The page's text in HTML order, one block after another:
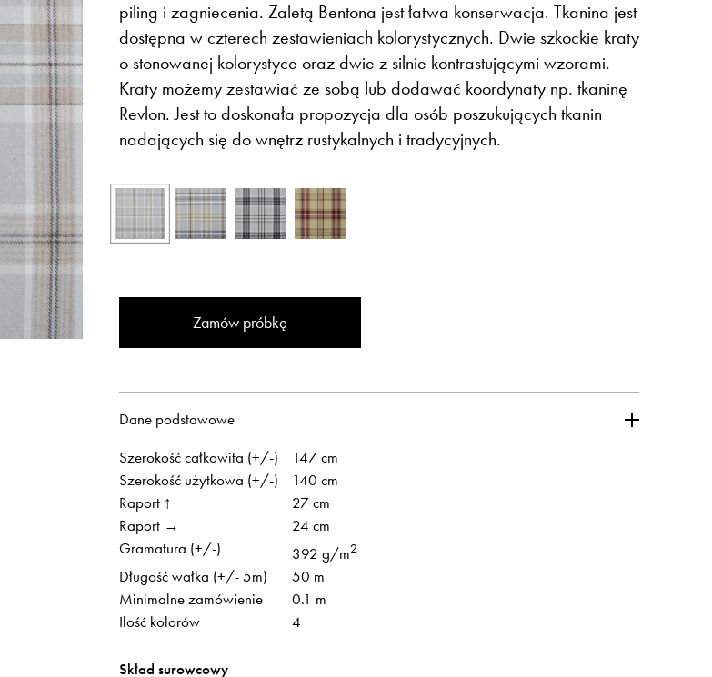
Flora – szenil inspirowany naturą
link w nowej karcie
Otwiera link w nowej karcie
InstagramOtwiera link w nowej karcie
YoutubeOtwiera link w nowej karcie
piling i zagniecenia. Zaletą Bentona jest łatwa konserwacja. Tkanina jest
dostępna w czterech zestawieniach kolorystycznych. Dwie szkockie kraty
o stonowanej kolorystyce oraz dwie z silnie kontrastującymi wzorami.
Kraty możemy zestawiać ze sobą lub dodawać koordynaty np. tkaninę
Revlon. Jest to doskonała propozycja dla osób poszukujących tkanin
nadających się do wnętrz rustykalnych i tradycyjnych.
Zamów próbkę
Dane podstawowe
Szerokość całkowita (+/-)
147 cm
Szerokość użytkowa (+/-)
140 cm
Raport ↑
27 cm
Raport →
24 cm
Gramatura (+/-)
392 g/m2
Długość wałka (+/- 5m)
50 m
Minimalne zamówienie
0.1 m
Ilość kolorów
4
Skład surowcowy